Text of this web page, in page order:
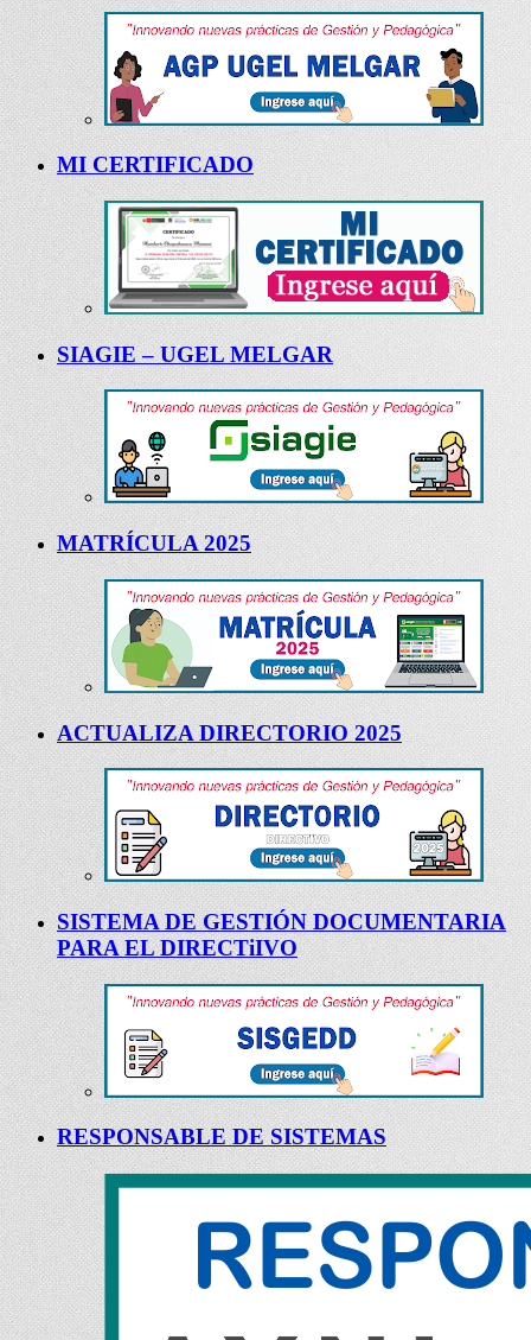
MI CERTIFICADO
SIAGIE – UGEL MELGAR
MATRÍCULA 2025
ACTUALIZA DIRECTORIO 2025
SISTEMA DE GESTIÓN DOCUMENTARIA
PARA EL DIRECTiIVO
RESPONSABLE DE SISTEMAS